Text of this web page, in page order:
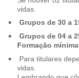
vidas.
Grupos de 30 a
Grupos de 04 a
Formação
Para titulares
vidas.